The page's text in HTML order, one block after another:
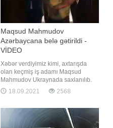
Maqsud Mahmudov
Azərbaycana belə gətirildi -
VİDEO
Xəbər verdiyimiz kimi, axtarışda
olan keçmiş iş adamı Maqsud
Mahmudov Ukraynada saxlanılıb.
"Qafqazinfo" Maqsud Mahmudovun
Azərbaycana deportasiya
Videodan görünür ki, o,
aeroportdan Daxili İşlər Nazirliyi
18.09.2021 2568